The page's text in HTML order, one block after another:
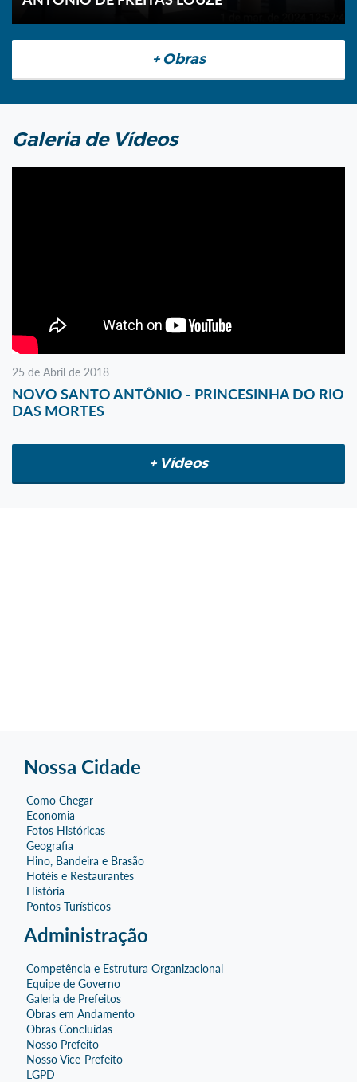
+ Obras
Galeria de Vídeos
25 de Abril de 2018
NOVO SANTO ANTÔNIO - PRINCESINHA DO RIO
DAS MORTES
+ Vídeos
Nossa Cidade
Como Chegar
Economia
Fotos Históricas
Geografia
Hino, Bandeira e Brasão
Hotéis e Restaurantes
História
Pontos Turísticos
Administração
Competência e Estrutura Organizacional
Equipe de Governo
Galeria de Prefeitos
Obras em Andamento
Obras Concluídas
Nosso Prefeito
Nosso Vice-Prefeito
LGPD